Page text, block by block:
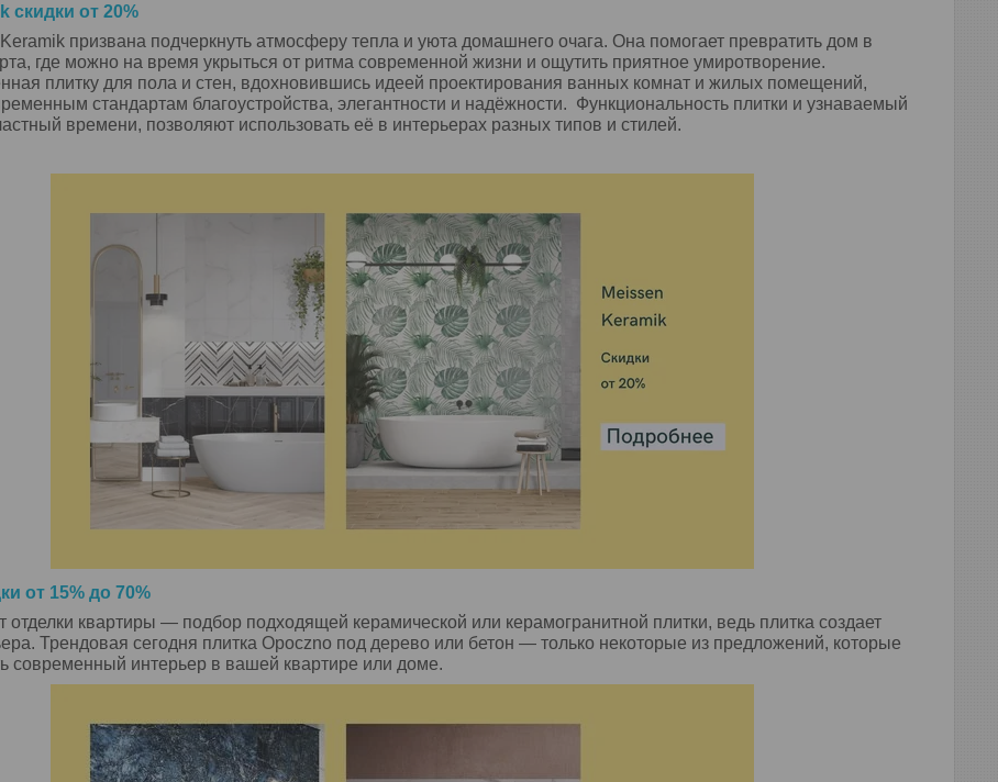
скидки от 20%
призвана подчеркнуть атмосферу тепла и уюта домашнего очага. Она помогает превратить дом в
где можно на время укрыться от ритма современной жизни и ощутить приятное умиротворение.
плитку для пола и стен, вдохновившись идеей проектирования ванных комнат и жилых помещений,
стандартам благоустройства, элегантности и надёжности. Функциональность плитки и узнаваемый
времени, позволяют использовать её в интерьерах разных типов и стилей.
от 15% до 70%
квартиры — подбор подходящей керамической или керамогранитной плитки, ведь плитка создает
Трендовая сегодня плитка Opoczno под дерево или бетон — только некоторые из предложений, которые
современный интерьер в вашей квартире или доме.